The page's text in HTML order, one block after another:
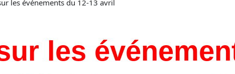
les événements du 12-13 avril
les